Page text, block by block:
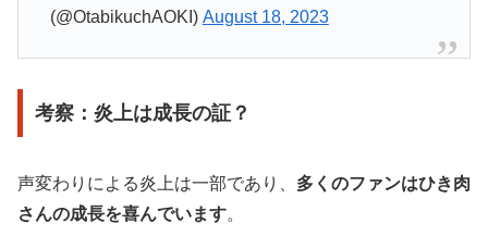
(@OtabikuchAOKI) August 18, 2023
考察：炎上は成長の証？
声変わりによる炎上は一部であり、 多くのファンはひき肉
さんの成長を喜んでいます。